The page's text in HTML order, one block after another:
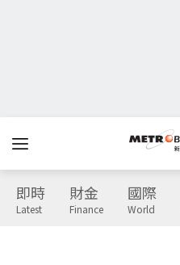
即時
Latest
財金
Finance
國際
World